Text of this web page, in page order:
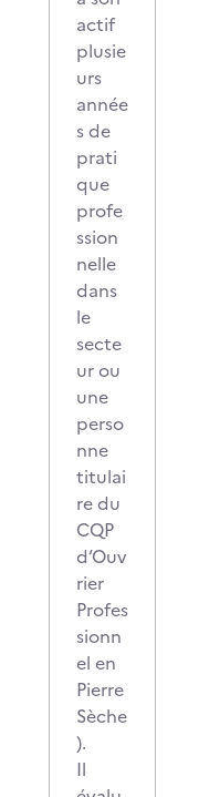
actif
plusie
urs
année
s de
prati
que
profe
ssion
nelle
dans
le
secte
ur ou
une
perso
nne
titulai
re du
CQP
d’Ouv
rier
Profes
sionn
el en
Pierre
Sèche
).
Il